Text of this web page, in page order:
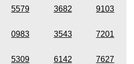
5579 3682 9103
0983 3543 7201
5309 6142 7627